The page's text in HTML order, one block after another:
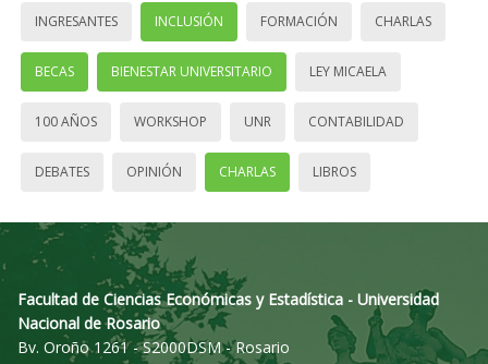
INGRESANTES INCLUSIÓN FORMACIÓN CHARLAS
BECAS BIENESTAR UNIVERSITARIO LEY MICAELA
100 AÑOS WORKSHOP UNR CONTABILIDAD
DEBATES OPINIÓN CHARLAS LIBROS
Facultad de Ciencias Económicas y Estadística - Universidad
Nacional de Rosario
Bv. Oroño 1261 - S2000DSM - Rosario